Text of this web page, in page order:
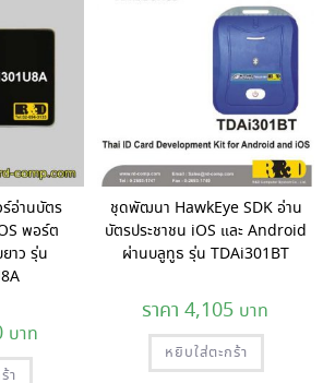
อ่านบัตร
พอร์ต
าว รุ่น
า
ชุดพัฒนา HawkEye SDK อ่าน
บัตรประชาชน iOS และ Android
ผ่านบลูทูธ รุ่น TDAi301BT
4,105
หยิบใส่ตะกร้า